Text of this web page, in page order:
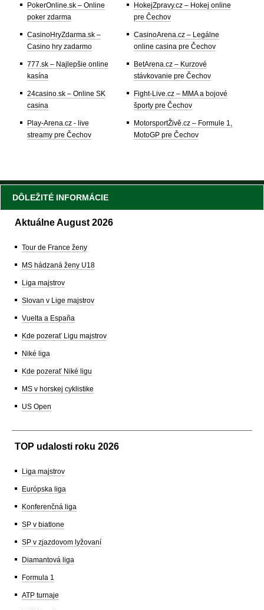
PokerOnline.sk – Online
poker zdarma
CasinoHryZdarma.sk –
Casino hry zadarmo
777.sk – Najlepšie online
kasína
24casino.sk – Online SK
casina
Play-Arena.cz - live
streamy pre Čechov
HokejZpravy.cz – Hokej online
pre Čechov
CasinoArena.cz – Legálne
online casina pre Čechov
BetArena.cz – Kurzové
stávkovanie pre Čechov
Fight-Live.cz – MMA a bojové
športy pre Čechov
MotorsportŽivě.cz – Formule 1,
MotoGP pre Čechov
DÔLEŽITÉ INFORMÁCIE
Aktuálne August 2026
Tour de France ženy
MS hádzaná ženy U18
Liga majstrov
Slovan v Lige majstrov
Vuelta a España
Kde pozerať Ligu majstrov
Niké liga
Kde pozerať Niké ligu
MS v horskej cyklistike
US Open
TOP udalosti roku 2026
Liga majstrov
Európska liga
Konferenčná liga
SP v biatlone
SP v zjazdovom lyžovaní
Diamantová liga
Formula 1
ATP turnaje